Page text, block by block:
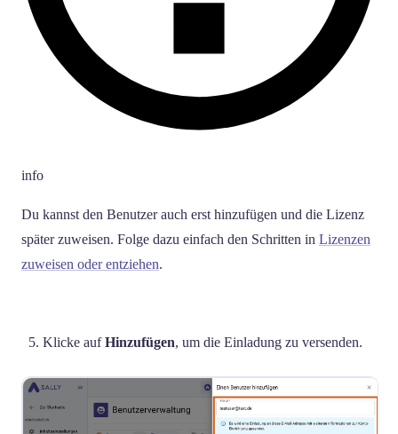
info
Du kannst den Benutzer auch erst hinzufügen und die Lizenz
später zuweisen. Folge dazu einfach den Schritten in Lizenzen
zuweisen oder entziehen.
Klicke aufHinzufügen, um die Einladung zu versenden.